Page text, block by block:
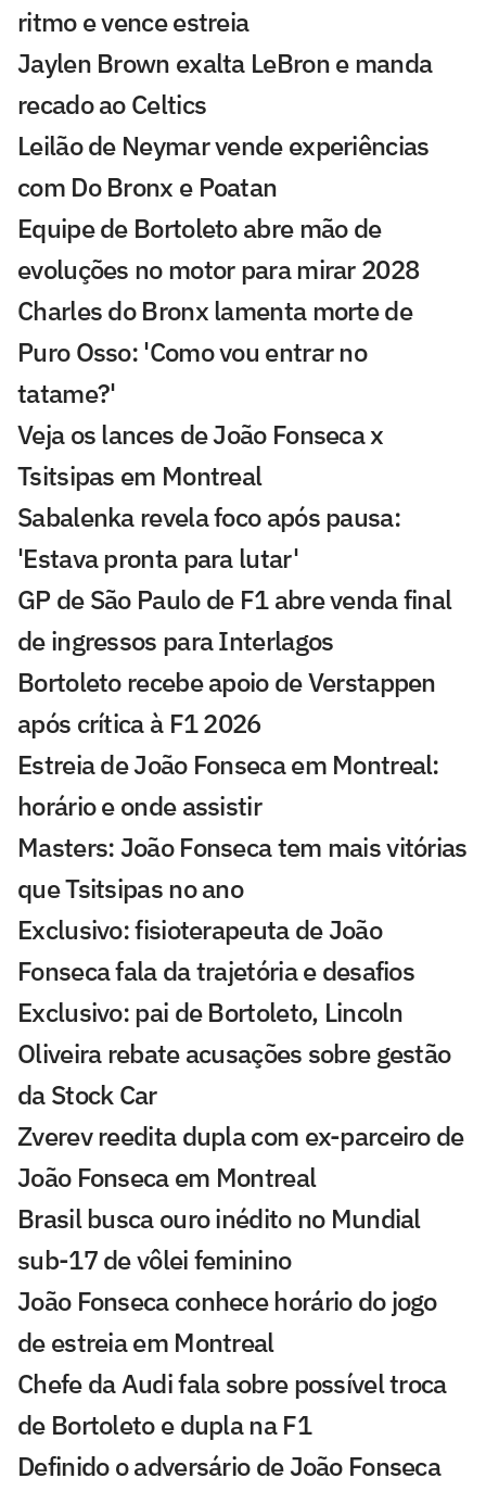
ritmo e vence estreia
Jaylen Brown exalta LeBron e manda
recado ao Celtics
Leilão de Neymar vende experiências
com Do Bronx e Poatan
Equipe de Bortoleto abre mão de
evoluções no motor para mirar 2028
Charles do Bronx lamenta morte de
Puro Osso: 'Como vou entrar no
tatame?'
Veja os lances de João Fonseca x
Tsitsipas em Montreal
Sabalenka revela foco após pausa:
'Estava pronta para lutar'
GP de São Paulo de F1 abre venda final
de ingressos para Interlagos
Bortoleto recebe apoio de Verstappen
após crítica à F1 2026
Estreia de João Fonseca em Montreal:
horário e onde assistir
Masters: João Fonseca tem mais vitórias
que Tsitsipas no ano
Exclusivo: fisioterapeuta de João
Fonseca fala da trajetória e desafios
Exclusivo: pai de Bortoleto, Lincoln
Oliveira rebate acusações sobre gestão
da Stock Car
Zverev reedita dupla com ex-parceiro de
João Fonseca em Montreal
Brasil busca ouro inédito no Mundial
sub-17 de vôlei feminino
João Fonseca conhece horário do jogo
de estreia em Montreal
Chefe da Audi fala sobre possível troca
de Bortoleto e dupla na F1
Definido o adversário de João Fonseca